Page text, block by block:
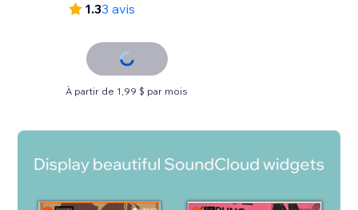
1.33 avis
À partir de 1,99 $ par mois